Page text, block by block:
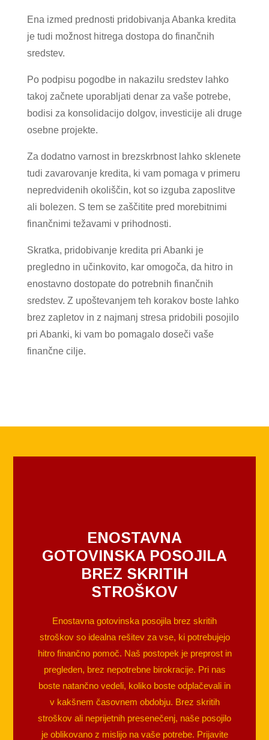
Ena izmed prednosti pridobivanja Abanka kredita
je tudi možnost hitrega dostopa do finančnih
sredstev.
Po podpisu pogodbe in nakazilu sredstev lahko
takoj začnete uporabljati denar za vaše potrebe,
bodisi za konsolidacijo dolgov, investicije ali druge
osebne projekte.
Za dodatno varnost in brezskrbnost lahko sklenete
tudi zavarovanje kredita, ki vam pomaga v primeru
nepredvidenih okoliščin, kot so izguba zaposlitve
ali bolezen. S tem se zaščitite pred morebitnimi
finančnimi težavami v prihodnosti.
Skratka, pridobivanje kredita pri Abanki je
pregledno in učinkovito, kar omogoča, da hitro in
enostavno dostopate do potrebnih finančnih
sredstev. Z upoštevanjem teh korakov boste lahko
brez zapletov in z najmanj stresa pridobili posojilo
pri Abanki, ki vam bo pomagalo doseči vaše
finančne cilje.
ENOSTAVNA
GOTOVINSKA POSOJILA
BREZ SKRITIH
STROŠKOV
Enostavna gotovinska posojila brez skritih
stroškov so idealna rešitev za vse, ki potrebujejo
hitro finančno pomoč. Naš postopek je preprost in
pregleden, brez nepotrebne birokracije. Pri nas
boste natančno vedeli, koliko boste odplačevali in
v kakšnem časovnem obdobju. Brez skritih
stroškov ali neprijetnih presenečenj, naše posojilo
je oblikovano z mislijo na vaše potrebe. Prijavite